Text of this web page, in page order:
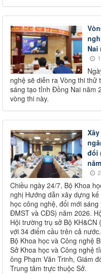
Nai
nghệ sẽ diễn ra Vòng thi thử
sáng tạo tỉnh Đồng Nai năm
vòng thi này.
đổi
Chiều ngày 24/7, Bộ Khoa
nghị Hướng dẫn xây dựng
học công nghệ, đổi mới
ĐMST và CĐS) năm 2026.
Hội trường trụ sở Bộ KH&CN
với 34 điểm cầu trên cả
Bộ Khoa học và Công nghệ
Sở Khoa học và Công nghệ
ông Phạm Văn Trinh, Giám
Trung tâm trực thuộc Sở.